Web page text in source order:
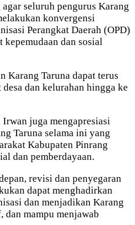
seluruh pengurus Karang
konvergensi
Perangkat Daerah (OPD)
dan sosial
Karang Taruna dapat terus
dan kelurahan hingga ke
juga mengapresiasi
Taruna selama ini yang
Kabupaten Pinrang
dan pemberdayaan.
revisi dan penyegaran
dapat menghadirkan
dan menjadikan Karang
mampu menjawab